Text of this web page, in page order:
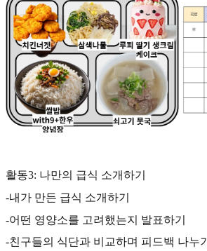
활동3: 나만의 급식 소개하기
-내가 만든 급식 소개하기
-어떤 영양소를 고려했는지 발표하기
-친구들의 식단과 비교하며 피드백 나누기